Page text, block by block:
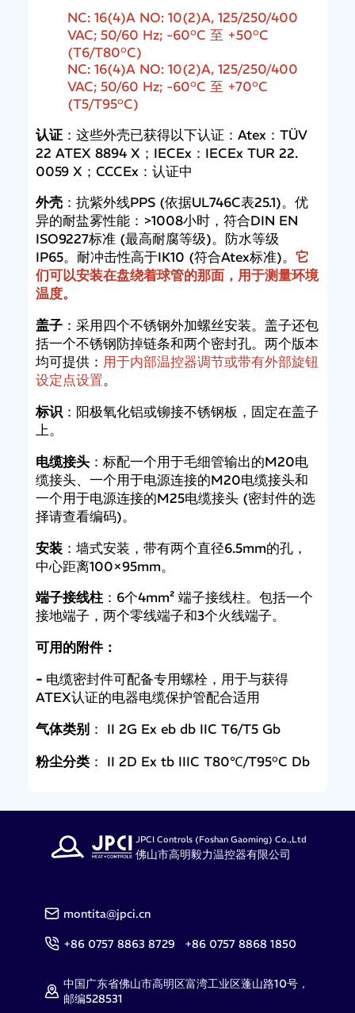
NC: 16(4)A NO: 10(2)A, 125/250/400
VAC; 50/60 Hz; -60°C 至 +50°C
(T6/T80°C)
NC: 16(4)A NO: 10(2)A, 125/250/400
VAC; 50/60 Hz; -60°C 至 +70°C
(T5/T95°C)
认证：这些外壳已获得以下认证：Atex：TÜV
22 ATEX 8894 X；IECEx：IECEx TUR 22.
0059 X；CCCEx：认证中
外壳：抗紫外线PPS (依据UL746C表25.1)。优
异的耐盐雾性能：>1008小时，符合DIN EN
ISO9227标准 (最高耐腐等级)。防水等级
IP65。耐冲击性高于IK10 (符合Atex标准)。 它
们可以安装在盘绕着球管的那面，用于测量环境
温度。
盖子：采用四个不锈钢外加螺丝安装。盖子还包
括一个不锈钢防掉链条和两个密封孔。两个版本
均可提供： 用于内部温控器调节或带有外部旋钮
设定点设置。
标识：阳极氧化铝或铆接不锈钢板，固定在盖子
上。
电缆接头：标配一个用于毛细管输出的M20电
缆接头、一个用于电源连接的M20电缆接头和
一个用于电源连接的M25电缆接头 (密封件的选
择请查看编码)。
安装：墙式安装，带有两个直径6.5mm的孔，
中心距离100×95mm。
端子接线柱：6个4mm² 端子接线柱。包括一个
接地端子，两个零线端子和3个火线端子。
可用的附件：
- 电缆密封件可配备专用螺栓，用于与获得
ATEX认证的电器电缆保护管配合适用
气体类别 ： II 2G Ex eb db IIC T6/T5 Gb
粉尘分类： II 2D Ex tb IIIC T80℃/T95°C Db
JPCI Controls (Foshan Gaoming) Co.,Ltd
佛山市高明毅力温控器有限公司
montita@jpci.cn
+86 0757 8863 8729 +86 0757 8868 1850
中国广东省佛山市高明区富湾工业区蓬山路10号，
邮编528531